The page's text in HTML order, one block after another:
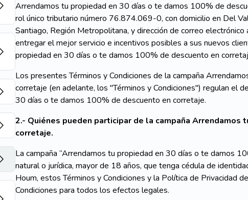
Arrendamos tu propiedad en 30 días o te damos 100% de
rol único tributario número 76.874.069-0, con domicilio en Del
Santiago, Región Metropolitana, y dirección de correo
entregar el mejor servicio e incentivos posibles a sus nuevos
propiedad en 30 días o te damos 100% de descuento en
Los presentes Términos y Condiciones de la campaña
corretaje (en adelante, los "Términos y Condiciones") regulan el
30 días o te damos 100% de descuento en corretaje.
2.- Quiénes pueden participar de la campaña
corretaje.
La campaña “Arrendamos tu propiedad en 30 días o te damos
natural o jurídica, mayor de 18 años, que tenga cédula de
Houm, estos Términos y Condiciones y la Política de Privacidad
Condiciones para todos los efectos legales.